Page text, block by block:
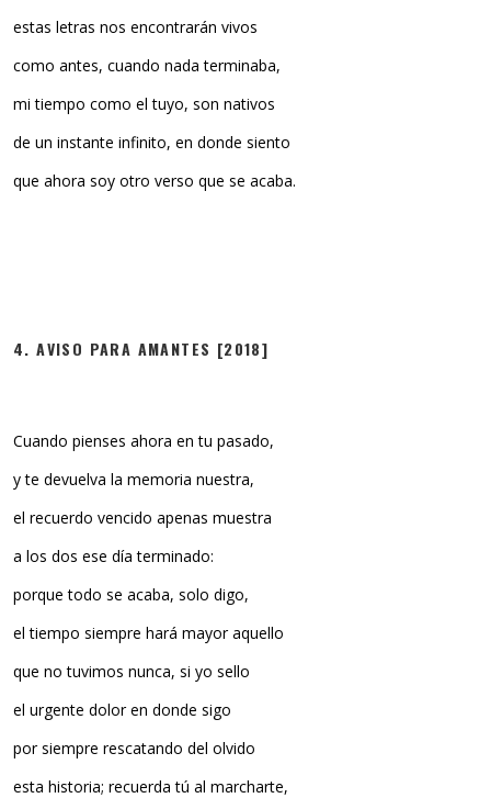
estas letras nos encontrarán vivos
como antes, cuando nada terminaba,
mi tiempo como el tuyo, son nativos
de un instante infinito, en donde siento
que ahora soy otro verso que se acaba.
4. AVISO PARA AMANTES [2018]
Cuando pienses ahora en tu pasado,
y te devuelva la memoria nuestra,
el recuerdo vencido apenas muestra
a los dos ese día terminado:
porque todo se acaba, solo digo,
el tiempo siempre hará mayor aquello
que no tuvimos nunca, si yo sello
el urgente dolor en donde sigo
por siempre rescatando del olvido
esta historia; recuerda tú al marcharte,